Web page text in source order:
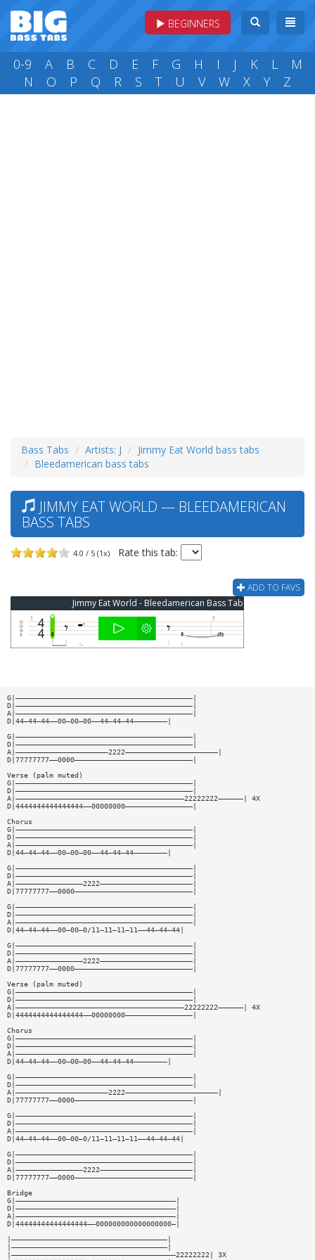
BEGINNERS
0-9 A B C D E F G H I J K L
M
N
O P Q R S T U V W X Y Z
Bass Tabs Artists: J
Jimmy Eat World bass tabs
Bleedamerican bass tabs
JIMMY EAT WORLD — BLEEDAMERICAN
BASS TABS
4.0 / 5 (1x) Rate this tab:
ADD TO FAVS
Jimmy Eat World - Bleedamerican Bass Tab
G|——————————————————————————————————————————|
D|——————————————————————————————————————————|
A|——————————————————————————————————————————|
D|44—44—44——00—00—00——44—44—44————————|
G|——————————————————————————————————————————|
D|——————————————————————————————————————————|
A|——————————————————————2222——————————————————————|
D|77777777——0000————————————————————————————|
Verse (palm muted)
G|——————————————————————————————————————————|
D|——————————————————————————————————————————|
A|————————————————————————————————————————22222222——————| 4X
D|4444444444444444——00000000————————————————|
Chorus
G|——————————————————————————————————————————|
D|——————————————————————————————————————————|
A|——————————————————————————————————————————|
D|44—44—44——00—00—00——44—44—44————————|
G|——————————————————————————————————————————|
D|——————————————————————————————————————————|
A|————————————————2222——————————————————————|
D|77777777——0000————————————————————————————|
G|——————————————————————————————————————————|
D|——————————————————————————————————————————|
A|——————————————————————————————————————————|
D|44—44—44——00—00—0/11—11—11—11——44—44—44|
G|——————————————————————————————————————————|
D|——————————————————————————————————————————|
A|————————————————2222——————————————————————|
D|77777777——0000————————————————————————————|
Verse (palm muted)
G|——————————————————————————————————————————|
D|——————————————————————————————————————————|
A|————————————————————————————————————————22222222——————| 4X
D|4444444444444444——00000000————————————————|
Chorus
G|——————————————————————————————————————————|
D|——————————————————————————————————————————|
A|——————————————————————————————————————————|
D|44—44—44——00—00—00——44—44—44————————|
G|——————————————————————————————————————————|
D|——————————————————————————————————————————|
A|——————————————————————2222——————————————————————|
D|77777777——0000————————————————————————————|
G|——————————————————————————————————————————|
D|——————————————————————————————————————————|
A|——————————————————————————————————————————|
D|44—44—44——00—00—0/11—11—11—11——44—44—44|
G|——————————————————————————————————————————|
D|——————————————————————————————————————————|
A|————————————————2222——————————————————————|
D|77777777——0000————————————————————————————|
Bridge
G|——————————————————————————————————————|
D|——————————————————————————————————————|
A|——————————————————————————————————————|
D|44444444444444444——000000000000000000—|
|—————————————————————————————————————|
|—————————————————————————————————————|
|———————————————————————————————————————22222222| 3X